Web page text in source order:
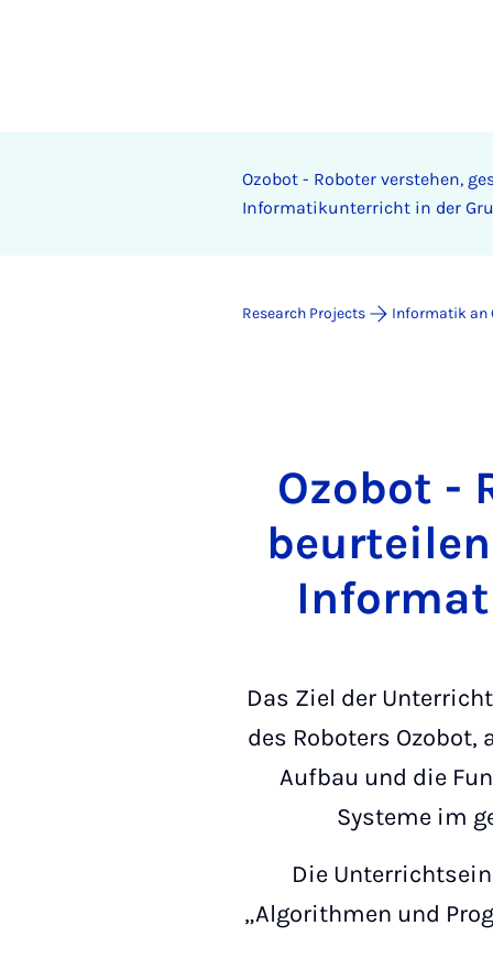
Ozobot - Roboter verstehen,
Informatikunterricht in der
Research Projects Informatik an
Ozobot -
Das Ziel der
des Roboters
Aufbau und die
Systeme im
Die
„Algorithmen und